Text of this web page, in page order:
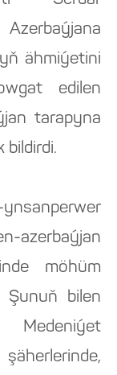
ähmiýetini
edilen
tarapyna
bildirdi.
azerbaýjan
möhüm
Şunuň bilen
Medeniýet